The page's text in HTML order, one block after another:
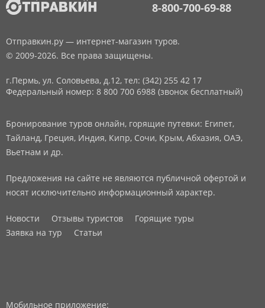
8-800-700-69-88
Отправкин.ру — интернет-магазин туров.
© 2009-2026. Все права защищены.
г.Пермь, ул. Соловьева, д.12, тел: (342) 255 42 17
Федеральный номер: 8 800 700 6988 (звонок бесплатный)
Бронирование туров онлайн, горящие путевки: Египет,
Тайланд, Греция, Индия, Кипр, Сочи, Крым, Абхазия, ОАЭ,
Вьетнам и др.
Предложения на сайте не являются публичной офертой и
носят исключительно информационный характер.
Новости Отзывы туристов
Горящие туры
Заявка на тур
Статьи
Мобильное приложение: